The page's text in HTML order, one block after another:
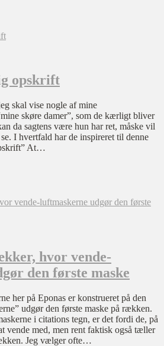
opskrift
skal vise nogle af mine
skøre damer”, som de kærligt bliver
da sagtens være hun har ret, måske vil
I hvertfald har de inspireret til denne
At…
hvor vende-
den første maske
her på Eponas er konstrueret på den
udgør den første maske på rækken.
i citations tegn, er det fordi de, på
vende med, men rent faktisk også tæller
Jeg vælger ofte…